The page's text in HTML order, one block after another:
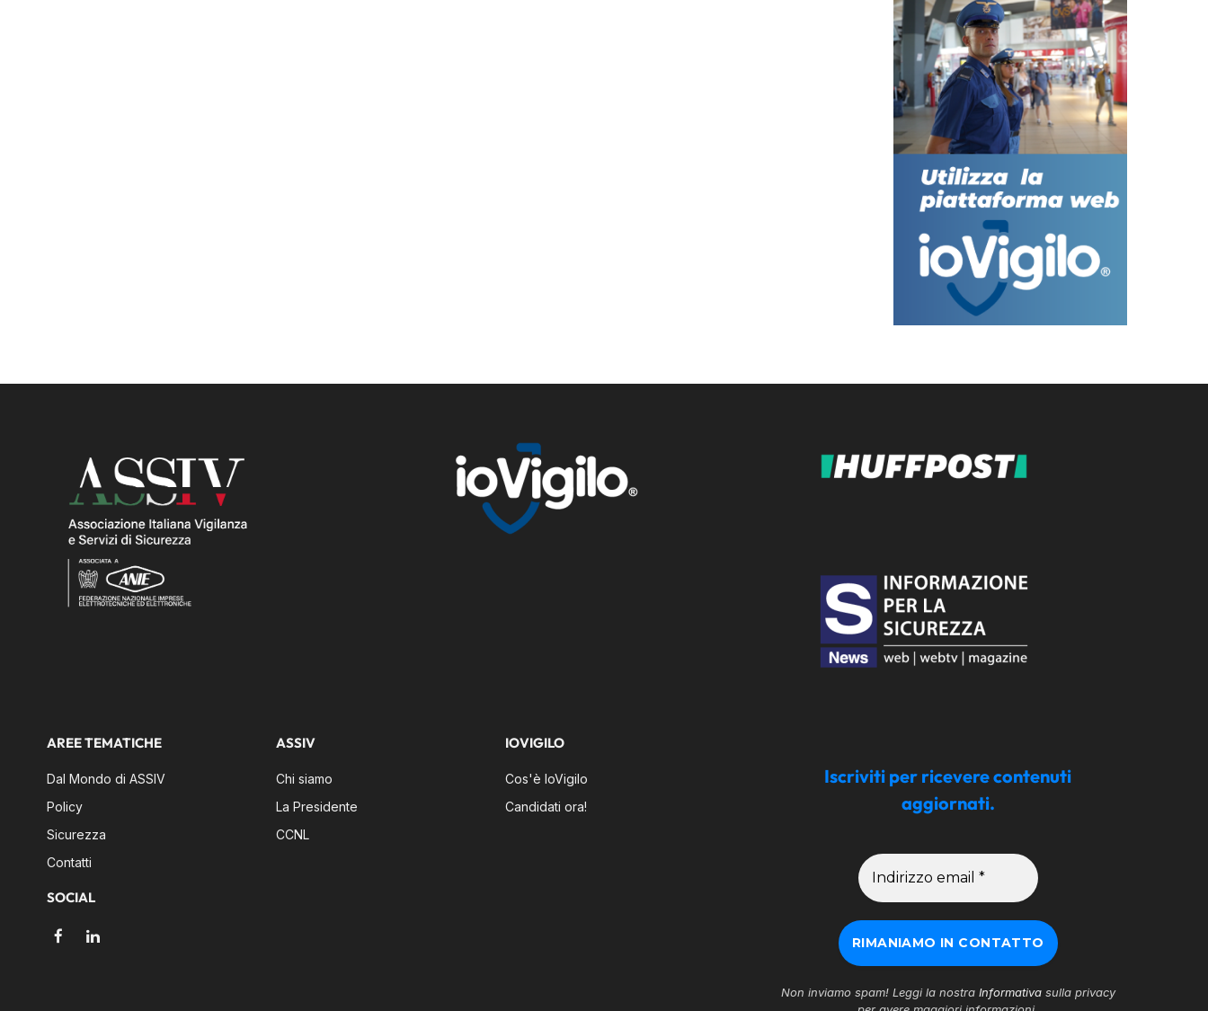
AREE TEMATICHE
Dal Mondo di ASSIV
Policy
Sicurezza
Contatti
SOCIAL
FacebookLinkedIn
ASSIV
Chi siamo
La Presidente
CCNL
IOVIGILO
Cos'è IoVigilo
Candidati ora!
Iscriviti per ricevere contenuti
aggiornati.
Non inviamo spam! Leggi la nostra Informativasulla privacy